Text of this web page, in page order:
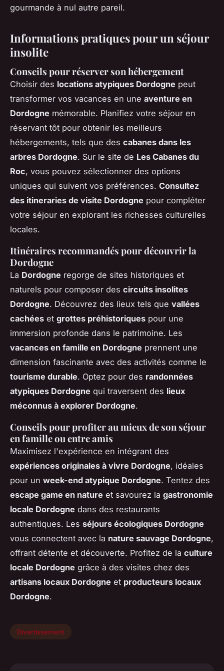
gourmande à nul autre pareil.
Informations pratiques pour un séjour
insolite
Conseils pour réserver son hébergement
Choisir des locations atypiques Dordogne peut
transformer vos vacances en une aventure en
Dordogne mémorable. Planifiez votre séjour en
réservant tôt pour obtenir les meilleurs
hébergements, tels que des cabanes dans les
arbres Dordogne. Sur le site de Les Cabanes du
Roc, vous pouvez sélectionner des options
uniques qui suivent vos préférences. Consultez
des itineraries de visite Dordogne pour compléter
votre séjour en explorant les richesses culturelles
locales.
Itinéraires recommandés pour découvrir la
Dordogne
La Dordogne regorge de sites historiques et
naturels pour composer des circuits insolites
Dordogne. Découvrez des lieux tels que vallées
cachées et grottes préhistoriques pour une
immersion profonde dans le patrimoine. Les
vacances en famille en Dordogne prennent une
dimension fascinante avec des activités comme le
tourisme durable. Optez pour des randonnées
atypiques Dordogne qui traversent des lieux
méconnus à explorer Dordogne.
Conseils pour profiter au mieux de son séjour
en famille ou entre amis
Maximisez l'expérience en intégrant des
expériences originales à vivre Dordogne, idéales
pour un week-end atypique Dordogne. Tentez des
escape game en nature et savourez la gastronomie
locale Dordogne dans des restaurants
authentiques. Les séjours écologiques Dordogne
vous connectent avec la nature sauvage Dordogne,
offrant détente et découverte. Profitez de la culture
locale Dordogne grâce à des visites chez des
artisans locaux Dordogne et producteurs locaux
Dordogne.
Divertissement